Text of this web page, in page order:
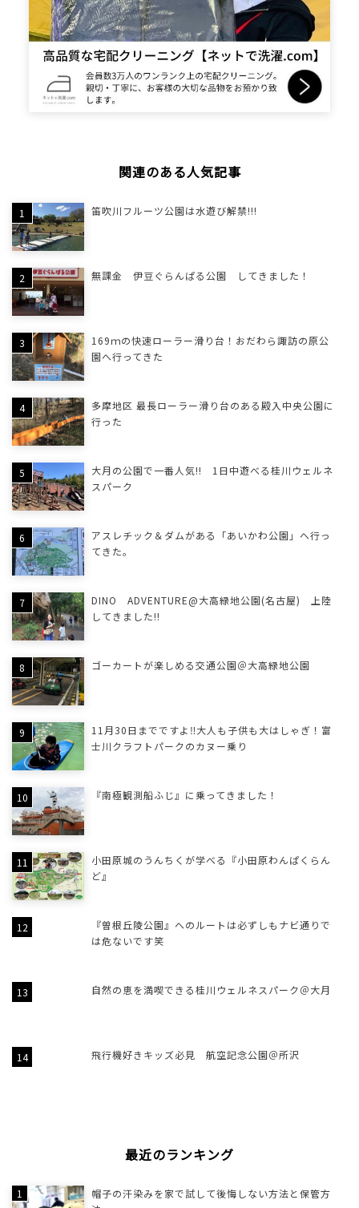
関連のある人気記事
笛吹川フルーツ公園は水遊び解禁!!!
無課金 伊豆ぐらんぱる公園 してきました！
169ｍの快速ローラー滑り台！おだわら諏訪の原公
園へ行ってきた
多摩地区 最長ローラー滑り台のある殿入中央公園に
行った
大月の公園で一番人気!! 1日中遊べる桂川ウェルネ
スパーク
アスレチック＆ダムがある「あいかわ公園」へ行っ
てきた。
DINO ADVENTURE@大高緑地公園(名古屋) 上陸
してきました!!
ゴーカートが楽しめる交通公園＠大高緑地公園
11月30日までですよ‼大人も子供も大はしゃぎ！富
士川クラフトパークのカヌー乗り
『南極観測船ふじ』に乗ってきました！
小田原城のうんちくが学べる『小田原わんぱくらん
ど』
『曽根丘陵公園』へのルートは必ずしもナビ通りで
は危ないです笑
自然の恵を満喫できる桂川ウェルネスパーク＠大月
飛行機好きキッズ必見 航空記念公園＠所沢
最近のランキング
帽子の汗染みを家で試して後悔しない方法と保管方